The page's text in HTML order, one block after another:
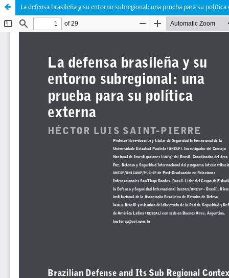
La defensa brasileña y su entorno subregional: una prueba para su política